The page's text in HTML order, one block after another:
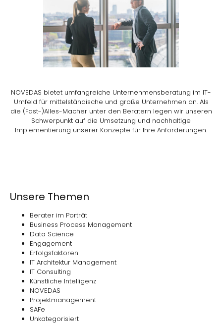
NOVEDAS bietet umfangreiche Unternehmensberatung im IT-
Umfeld für mittelständische und große Unternehmen an. Als
die (Fast-)Alles-Macher unter den Beratern legen wir unseren
Schwerpunkt auf die Umsetzung und nachhaltige
Implementierung unserer Konzepte für Ihre Anforderungen.
Unsere Themen
Berater im Porträt
Business Process Management
Data Science
Engagement
Erfolgsfaktoren
IT Architektur Management
IT Consulting
Künstliche Intelligenz
NOVEDAS
Projektmanagement
SAFe
Unkategorisiert